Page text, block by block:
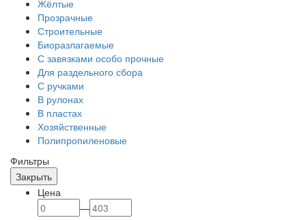
Жёлтые
Прозрачные
Строительные
Биоразлагаемые
С завязками особо прочные
Для раздельного сбора
С ручками
В рулонах
В пластах
Хозяйственные
Полипропиленовые
Фильтры
Закрыть
Цена
—